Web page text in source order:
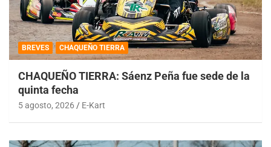
BREVES CHAQUEÑO TIERRA
CHAQUEÑO TIERRA: Sáenz Peña fue sede de la
quinta fecha
5 agosto, 2026 E-Kart